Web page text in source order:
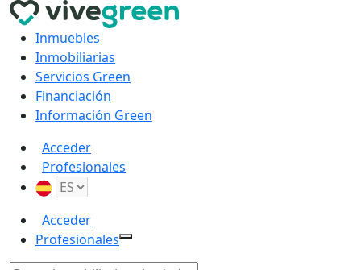
Inmuebles
Inmobiliarias
Servicios Green
Financiación
Información Green
Acceder
Profesionales
Acceder
Profesionales